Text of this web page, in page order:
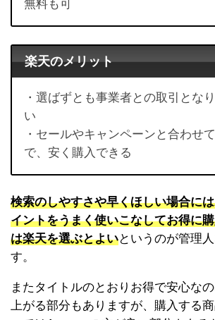
無料も可
楽天のメリット
・選ばずとも事業者との取引とな
い
・セールやキャンペーンと合わせ
で、安く購入できる
検索のしやすさや早くほしい場合に
イントをうまく使いこなしてお得に
は楽天を選ぶとよいというのが管理
す。
またタイトルのとおりお得で安心な
上がる部分もありますが、購入する